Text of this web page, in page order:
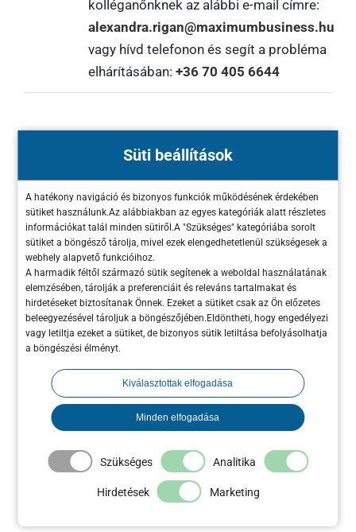
Süti beállítások
A hatékony navigáció és bizonyos funkciók működésének érdekében
sütiket használunk.Az alábbiakban az egyes kategóriák alatt részletes
információkat talál minden sütiről.A "Szükséges" kategóriába sorolt
sütiket a böngésző tárolja, mivel ezek elengedhetetlenül szükségesek a
webhely alapvető funkcióihoz.
A harmadik féltől származó sütik segítenek a weboldal használatának
elemzésében, tárolják a preferenciáit és releváns tartalmakat és
hirdetéseket biztosítanak Önnek. Ezeket a sütiket csak az Ön előzetes
beleegyezésével tároljuk a böngészőjében.Eldöntheti, hogy engedélyezi
vagy letiltja ezeket a sütiket, de bizonyos sütik letiltása befolyásolhatja
a böngészési élményt.
Kiválasztottak elfogadása
Minden elfogadása
Szükséges Analitika
Hirdetések Marketing
kolléganőnknek az alábbi e-mail címre:
alexandra.rigan@maximumbusiness.hu
vagy hívd telefonon és segít a probléma
elhárításában: +36 70 405 6644
alkalmazhatóötleteket, eszközöket
bemutatni, amivel cégedmarketingjét
maximalizálhatod!
Amíg a Workshop napjára várunk, szeretnék
egy rövid tudásanyagot a figyelmedbe
ajánlani. A Maximum Business csapat által
összegyűjtöttünk15 marketing eszközt e-
book formában, ami segítheti addig is a
munkádat. Kattints a linkre és töltsd le
E-BOOK MEGTEKINTÉSE (.PDF)
Már a prezentációt előkészítettem, nagyon
várom, hogy kezdjünk!